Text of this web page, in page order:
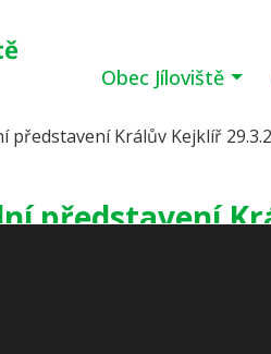
Obec Jíloviště
představení Králův Kejklíř
představení